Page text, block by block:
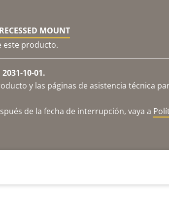
MOUNT
este producto.
10-01.
y las páginas de asistencia técnica
de la fecha de interrupción, vaya a